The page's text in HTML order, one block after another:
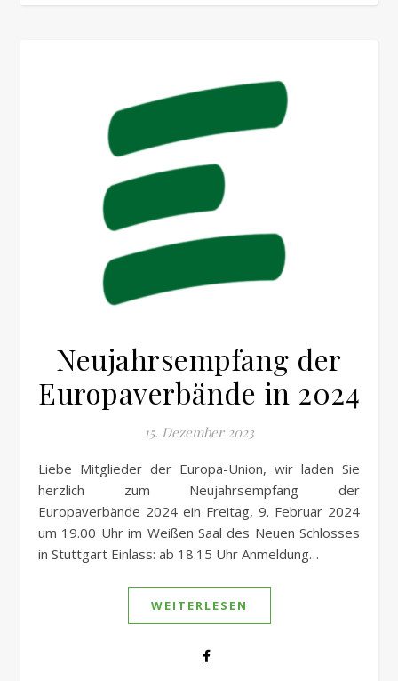
Neujahrsempfang der
Europaverbände in 2024
15. Dezember 2023
Liebe Mitglieder der Europa-Union, wir laden Sie
herzlich zum Neujahrsempfang der
Europaverbände 2024 ein Freitag, 9. Februar 2024
um 19.00 Uhr im Weißen Saal des Neuen Schlosses
in Stuttgart Einlass: ab 18.15 Uhr Anmeldung…
WEITERLESEN